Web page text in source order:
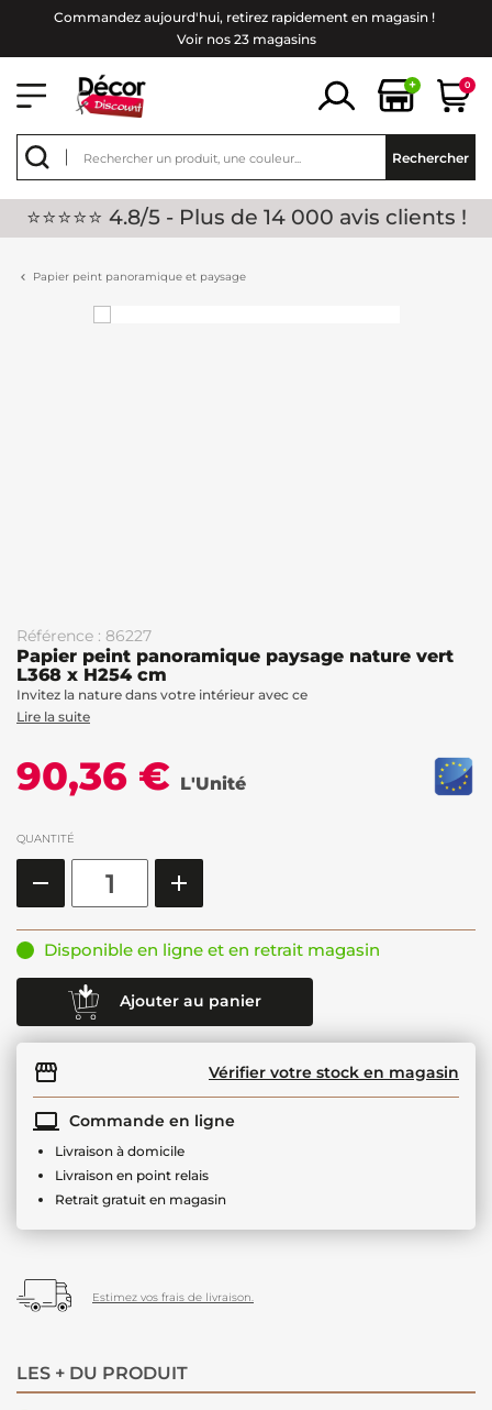
Commandez aujourd'hui, retirez rapidement en magasin !
Voir nos 23 magasins
+ 0
Rechercher
⭐⭐⭐⭐⭐ 4.8/5 - Plus de 14 000 avis clients !
Papier peint panoramique et paysage
Référence : 86227
Papier peint panoramique paysage nature vert
L368 x H254 cm
Invitez la nature dans votre intérieur avec ce
Lire la suite
90,36 € L'Unité
QUANTITÉ
Disponible en ligne et en retrait magasin
Ajouter au panier
Vérifier votre stock en magasin
Commande en ligne
Livraison à domicile
Livraison en point relais
Retrait gratuit en magasin
Estimez vos frais de livraison.
LES + DU PRODUIT